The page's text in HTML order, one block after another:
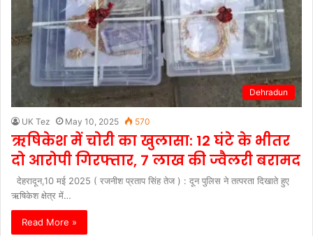
Dehradun
UK Tez May 10, 2025 570
ऋषिकेश में चोरी का खुलासा: 12 घंटे के भीतर
दो आरोपी गिरफ्तार, 7 लाख की ज्वैलरी बरामद
देहरादून,10 मई 2025 ( रजनीश प्रताप सिंह तेज ) : दून पुलिस ने तत्परता दिखाते हुए
ऋषिकेश क्षेत्र में…
Read More »